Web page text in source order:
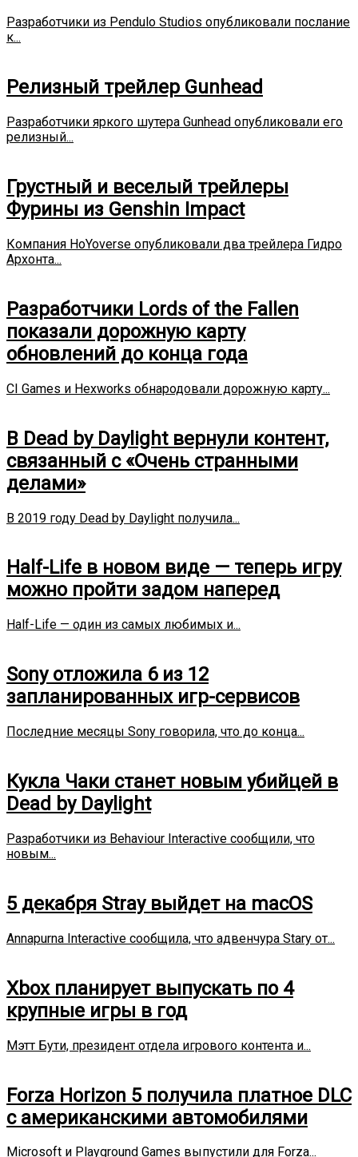
Разработчики из Pendulo Studios опубликовали послание
к...
Релизный трейлер Gunhead
Разработчики яркого шутера Gunhead опубликовали его
релизный...
Грустный и веселый трейлеры
Фурины из Genshin Impact
Компания HoYoverse опубликовали два трейлера Гидро
Архонта...
Разработчики Lords of the Fallen
показали дорожную карту
обновлений до конца года
CI Games и Hexworks обнародовали дорожную карту...
В Dead by Daylight вернули контент,
связанный с «Очень странными
делами»
В 2019 году Dead by Daylight получила...
Half-Life в новом виде — теперь игру
можно пройти задом наперед
Half-Life — один из самых любимых и...
Sony отложила 6 из 12
запланированных игр-сервисов
Последние месяцы Sony говорила, что до конца...
Кукла Чаки станет новым убийцей в
Dead by Daylight
Разработчики из Behaviour Interactive сообщили, что
новым...
5 декабря Stray выйдет на macOS
Annapurna Interactive сообщила, что адвенчура Stary от...
Xbox планирует выпускать по 4
крупные игры в год
Мэтт Бути, президент отдела игрового контента и...
Forza Horizon 5 получила платное DLC
с американскими автомобилями
Microsoft и Playground Games выпустили для Forza...